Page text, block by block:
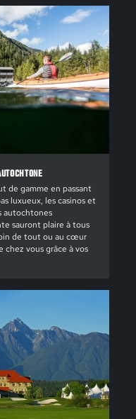
de gamme en passant
luxueux, les casinos et
autochtones
sauront plaire à tous
de tout ou au cœur
chez vous grâce à vos